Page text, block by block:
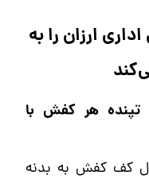
ارزان را به
هر کفش با
کف کفش به بدنه